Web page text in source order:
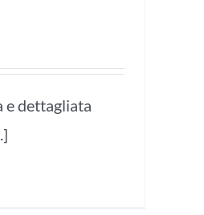
e dettagliata